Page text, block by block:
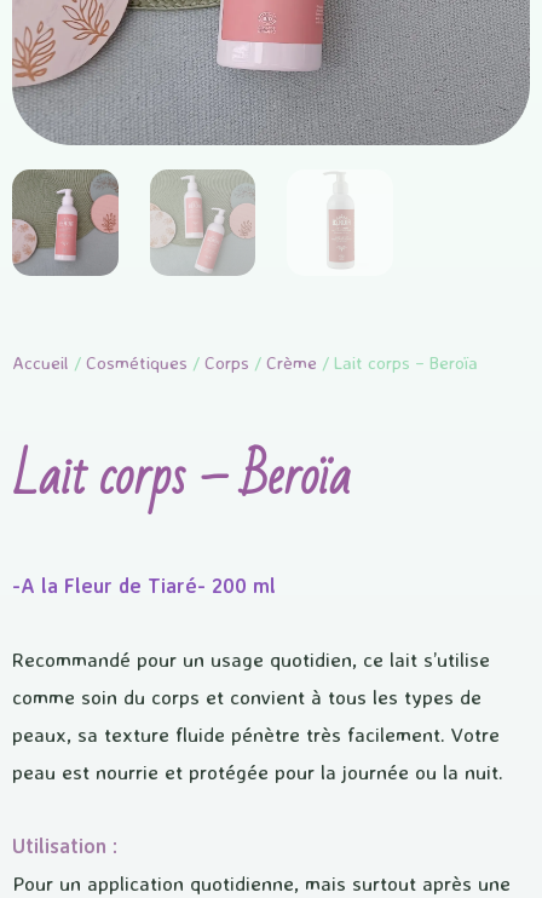
Accueil / Cosmétiques / Corps / Crème / Lait corps – Beroïa
Lait corps – Beroïa
-A la Fleur de Tiaré- 200 ml
Recommandé pour un usage quotidien, ce lait s’utilise
comme soin du corps et convient à tous les types de
peaux, sa texture fluide pénètre très facilement. Votre
peau est nourrie et protégée pour la journée ou la nuit.
Utilisation :
Pour un application quotidienne, mais surtout après une